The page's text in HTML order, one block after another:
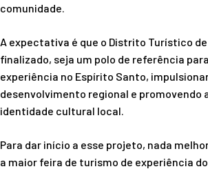
comunidade.
A expectativa é que o Distrito Turístico
finalizado, seja um polo de referência
experiência no Espírito Santo,
desenvolvimento regional e promovendo
identidade cultural local.
Para dar início a esse projeto, nada
a maior feira de turismo de experiência